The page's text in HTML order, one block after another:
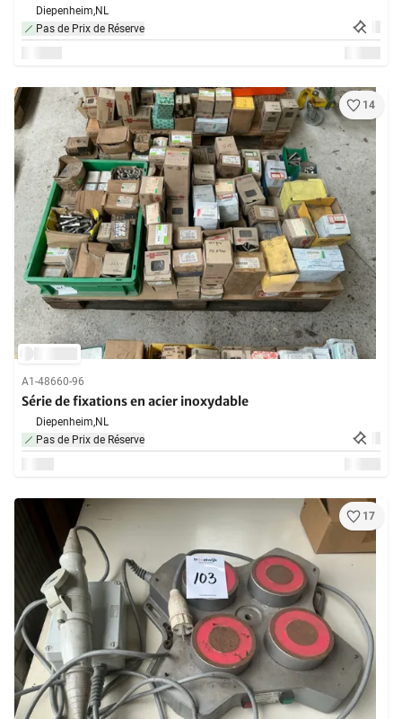
Diepenheim,NL
Pas de Prix de Réserve
14
A1-48660-96
Série de fixations en acier inoxydable
Diepenheim,NL
Pas de Prix de Réserve
17